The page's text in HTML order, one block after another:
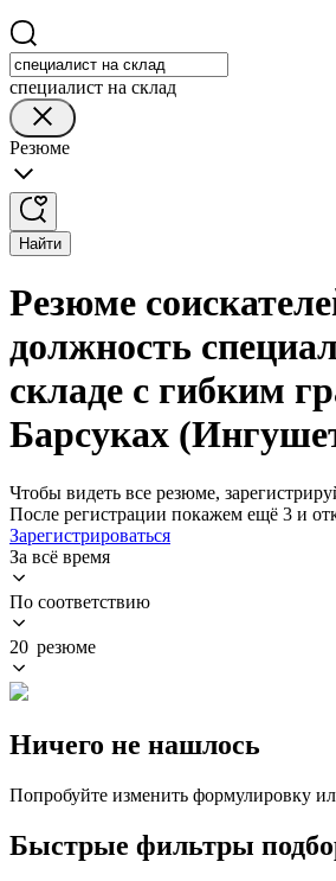
специалист на склад
Резюме
Найти
Резюме
должность
складе с гибким
Барсуках
Чтобы видеть все резюме,
После регистрации покажем ещё 3 и
Зарегистрироваться
За всё время
По соответствию
20 резюме
Ничего не нашлось
Попробуйте изменить формулировку
Быстрые фильтры